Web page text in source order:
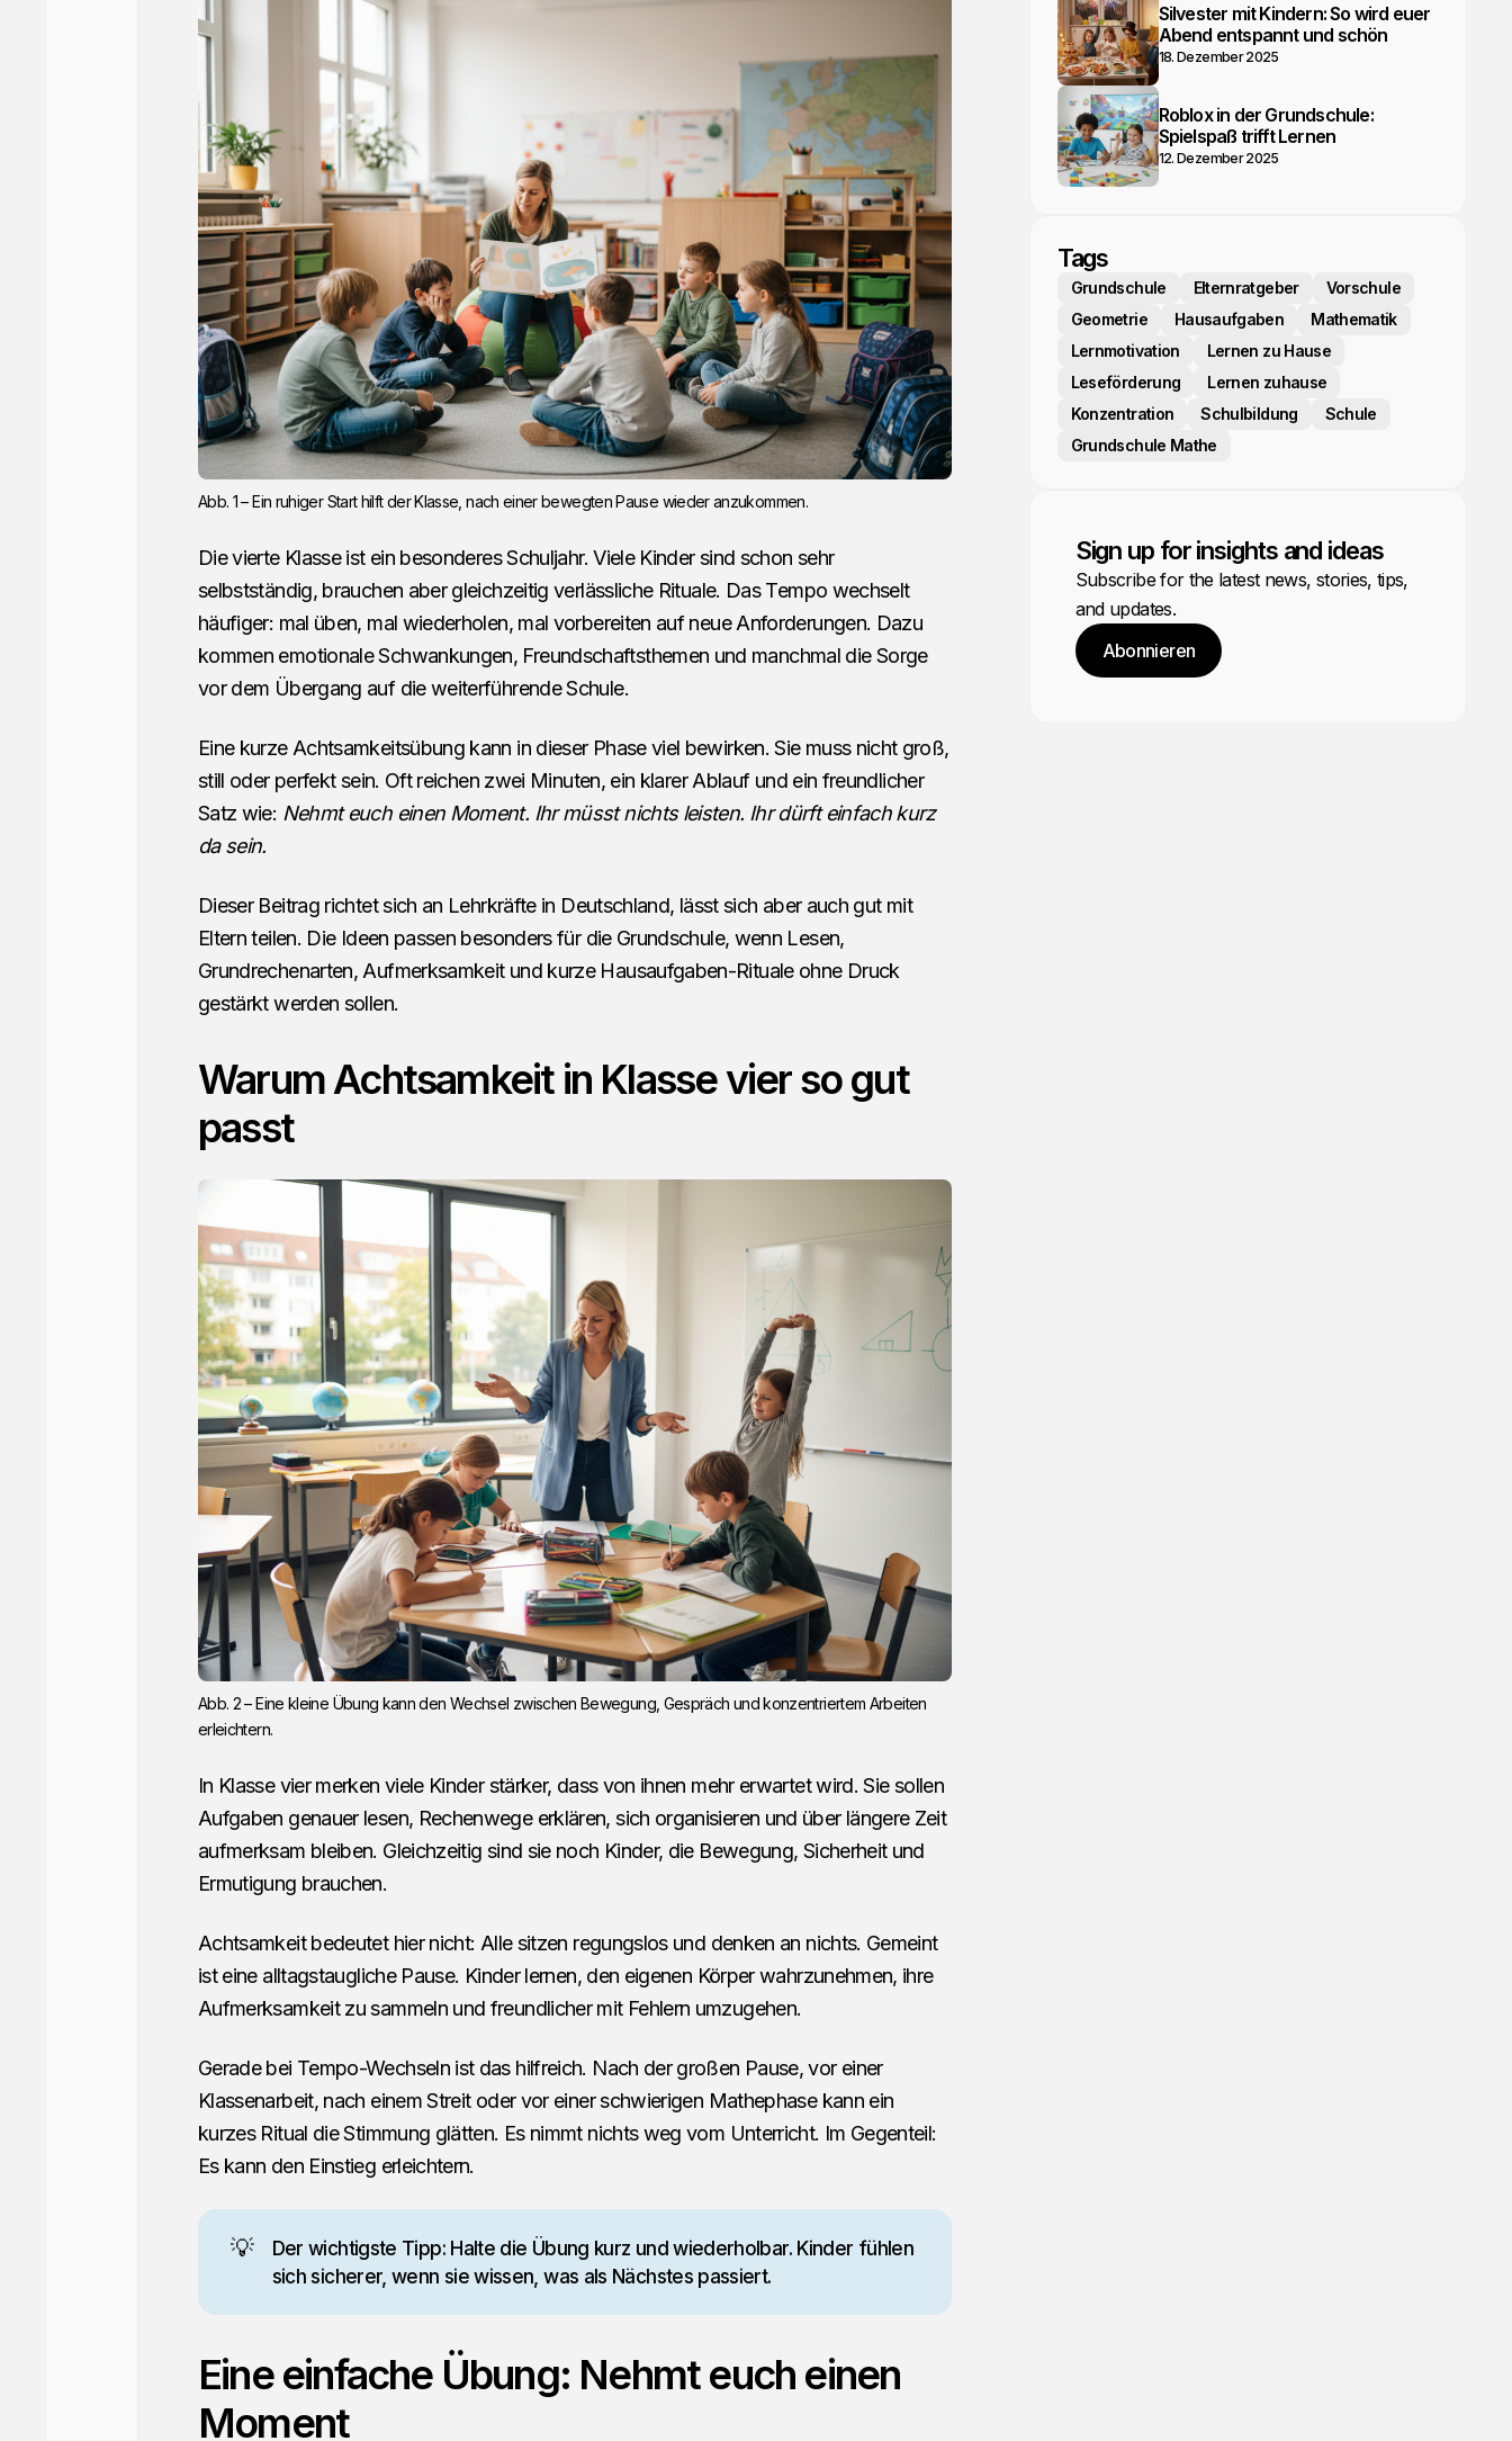
Abb. 1 – Ein ruhiger Start hilft der Klasse, nach einer bewegten Pause wieder anzukommen.
Die vierte Klasse ist ein besonderes Schuljahr. Viele Kinder sind schon sehr
selbstständig, brauchen aber gleichzeitig verlässliche Rituale. Das Tempo wechselt
häufiger: mal üben, mal wiederholen, mal vorbereiten auf neue Anforderungen. Dazu
kommen emotionale Schwankungen, Freundschaftsthemen und manchmal die Sorge
vor dem Übergang auf die weiterführende Schule.
Eine kurze Achtsamkeitsübung kann in dieser Phase viel bewirken. Sie muss nicht groß,
still oder perfekt sein. Oft reichen zwei Minuten, ein klarer Ablauf und ein freundlicher
Satz wie: Nehmt euch einen Moment. Ihr müsst nichts leisten. Ihr dürft einfach kurz
da sein.
Dieser Beitrag richtet sich an Lehrkräfte in Deutschland, lässt sich aber auch gut mit
Eltern teilen. Die Ideen passen besonders für die Grundschule, wenn Lesen,
Grundrechenarten, Aufmerksamkeit und kurze Hausaufgaben-Rituale ohne Druck
gestärkt werden sollen.
Warum Achtsamkeit in Klasse vier so gut
passt
Abb. 2 – Eine kleine Übung kann den Wechsel zwischen Bewegung, Gespräch und konzentriertem Arbeiten
erleichtern.
In Klasse vier merken viele Kinder stärker, dass von ihnen mehr erwartet wird. Sie sollen
Aufgaben genauer lesen, Rechenwege erklären, sich organisieren und über längere Zeit
aufmerksam bleiben. Gleichzeitig sind sie noch Kinder, die Bewegung, Sicherheit und
Ermutigung brauchen.
Achtsamkeit bedeutet hier nicht: Alle sitzen regungslos und denken an nichts. Gemeint
ist eine alltagstaugliche Pause. Kinder lernen, den eigenen Körper wahrzunehmen, ihre
Aufmerksamkeit zu sammeln und freundlicher mit Fehlern umzugehen.
Gerade bei Tempo-Wechseln ist das hilfreich. Nach der großen Pause, vor einer
Klassenarbeit, nach einem Streit oder vor einer schwierigen Mathephase kann ein
kurzes Ritual die Stimmung glätten. Es nimmt nichts weg vom Unterricht. Im Gegenteil:
Es kann den Einstieg erleichtern.
💡
Der wichtigste Tipp: Halte die Übung kurz und wiederholbar. Kinder fühlen
sich sicherer, wenn sie wissen, was als Nächstes passiert.
Eine einfache Übung: Nehmt euch einen
Moment
Silvester mit Kindern: So wird euer
Abend entspannt und schön
18. Dezember 2025
Roblox in der Grundschule:
Spielspaß trifft Lernen
12. Dezember 2025
Tags
Grundschule Elternratgeber
Vorschule
Geometrie
Hausaufgaben
Mathematik
Lernmotivation
Lernen zu Hause
Leseförderung
Lernen zuhause
Konzentration
Schulbildung
Schule
Grundschule Mathe
Sign up for insights and ideas
Subscribe for the latest news, stories, tips,
and updates.
Abonnieren